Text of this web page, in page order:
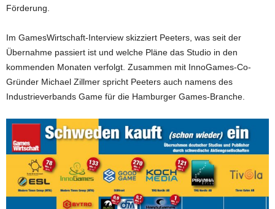
Förderung.
Im GamesWirtschaft-Interview skizziert Peeters, was seit der
Übernahme passiert ist und welche Pläne das Studio in den
kommenden Monaten verfolgt. Zusammen mit InnoGames-Co-
Gründer Michael Zillmer spricht Peeters auch namens des
Industrieverbands Game für die Hamburger Games-Branche.